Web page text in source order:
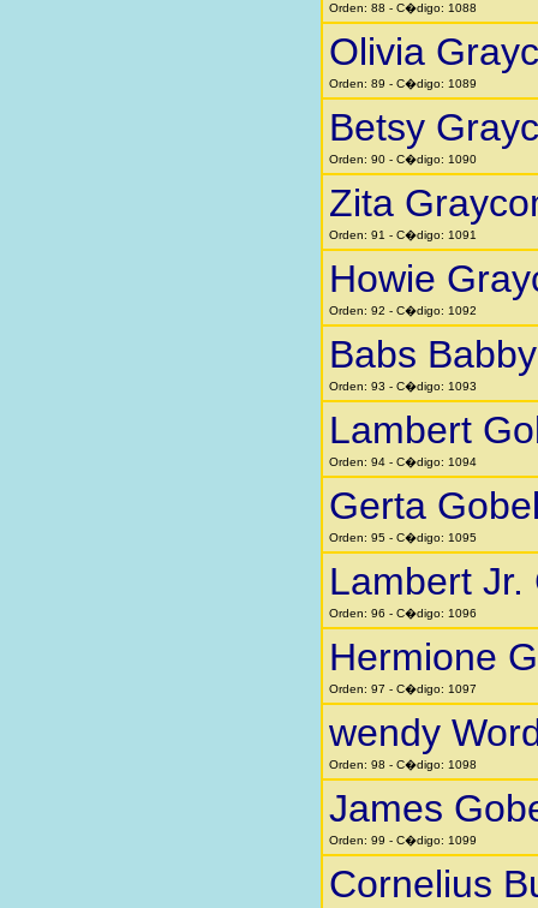
Orden: 88 - C�digo: 1088
Olivia
Orden: 89 - C�digo: 1089
Betsy
Orden: 90 - C�digo: 1090
Zita
Orden: 91 - C�digo: 1091
Howie
Orden: 92 - C�digo: 1092
Babs
Orden: 93 - C�digo: 1093
Lambert
Orden: 94 - C�digo: 1094
Gerta
Orden: 95 - C�digo: 1095
Lambert Jr.
Orden: 96 - C�digo: 1096
Hermione
Orden: 97 - C�digo: 1097
wendy
Orden: 98 - C�digo: 1098
James
Orden: 99 - C�digo: 1099
Cornelius